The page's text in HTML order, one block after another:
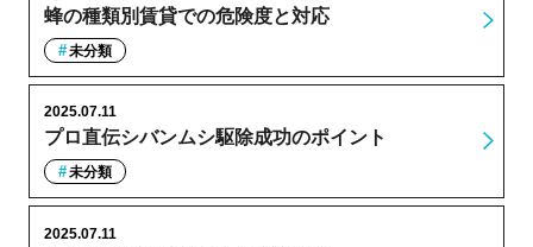
蜂の種類別賃貸での危険度と対応
未分類
プロ直伝シバンムシ駆除成功のポイント
2025.07.11
未分類
2025.07.11